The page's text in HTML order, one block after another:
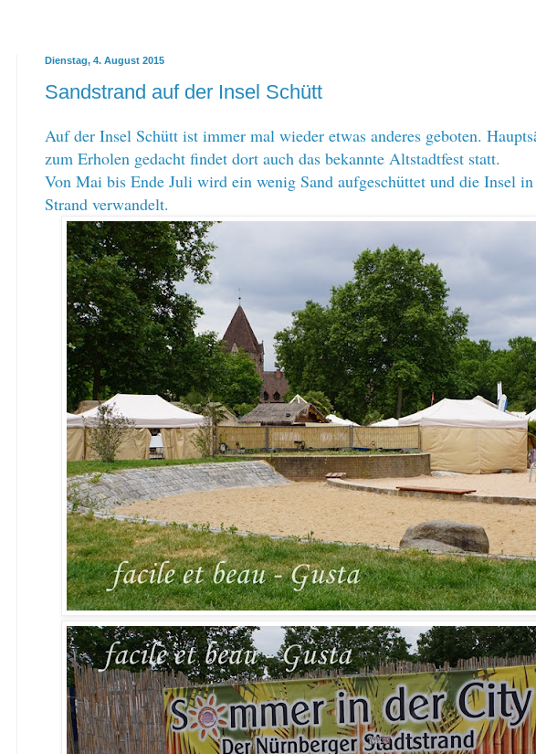
Dienstag, 4. August 2015
Sandstrand auf der Insel Schütt
Auf der Insel Schütt ist immer mal wieder etwas anderes geboten.
zum Erholen gedacht findet dort auch das bekannte Altstadtfest statt.
Von Mai bis Ende Juli wird ein wenig Sand aufgeschüttet und die Insel
Strand verwandelt.